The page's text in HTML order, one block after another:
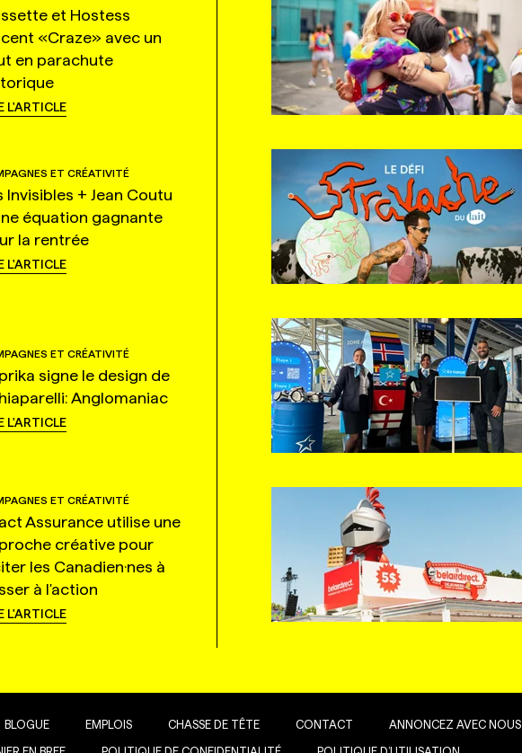
et Hostess
«Craze» avec un
en parachute
L'ARTICLE
ET CRÉATIVITÉ
Invisibles + Jean Coutu
équation gagnante
la rentrée
L'ARTICLE
ET CRÉATIVITÉ
signe le design de
Anglomaniac
L'ARTICLE
ET CRÉATIVITÉ
Assurance utilise une
créative pour
les Canadien·nes à
à l'action
L'ARTICLE
BLOGUE EMPLOIS CHASSE DE TÊTE CONTACT ANNONCEZ AVEC NOUS